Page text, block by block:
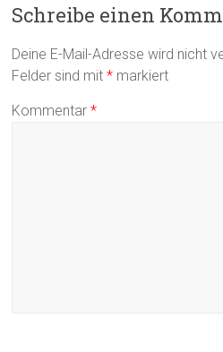
Schreibe einen
Deine E-Mail-Adresse wird nicht
Felder sind mit* markiert
Kommentar*